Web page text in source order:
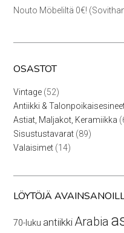
Nouto Möbeliltä 0€!
OSASTOT
Vintage 5252
tuotetta
Antiikki &
Astiat, Maljakot, Keramiikka
Sisustustavarat 8989
Valaisimet 1414
LÖYTÖJÄ
70-luku antiikki Arabia